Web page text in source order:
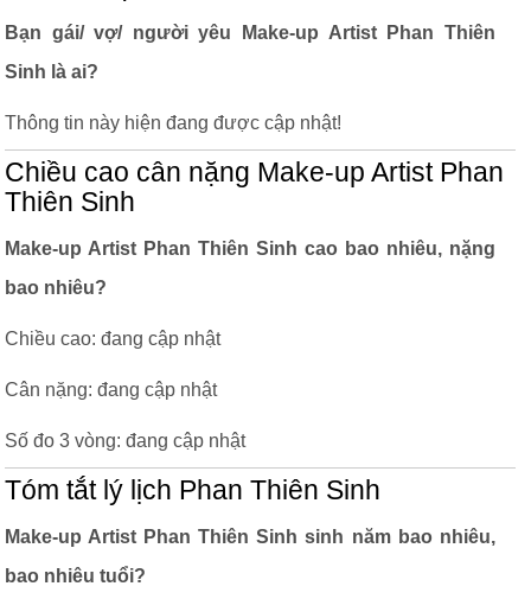
Bạn gái/ vợ/ người yêu Make-up Artist Phan Thiên
Sinh là ai?
Thông tin này hiện đang được cập nhật!
Chiều cao cân nặng Make-up Artist Phan
Thiên Sinh
Make-up Artist Phan Thiên Sinh cao bao nhiêu, nặng
bao nhiêu?
Chiều cao: đang cập nhật
Cân nặng: đang cập nhật
Số đo 3 vòng: đang cập nhật
Tóm tắt lý lịch Phan Thiên Sinh
Make-up Artist Phan Thiên Sinh sinh năm bao nhiêu,
bao nhiêu tuổi?